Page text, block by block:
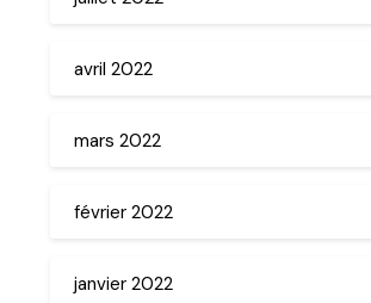
avril 2022
mars 2022
février 2022
janvier 2022